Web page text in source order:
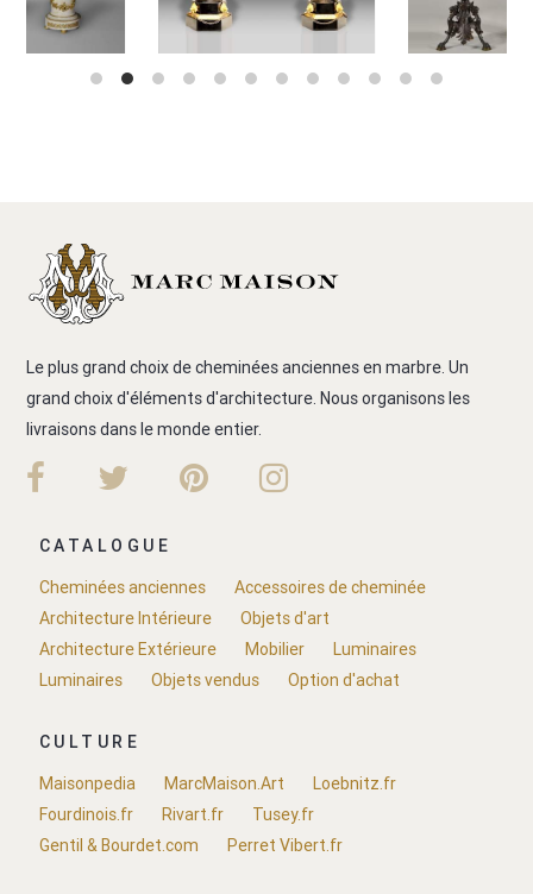
Le plus grand choix de cheminées anciennes en marbre. Un
grand choix d'éléments d'architecture. Nous organisons les
livraisons dans le monde entier.
CATALOGUE
Cheminées anciennes
Accessoires de cheminée
Architecture Intérieure
Objets d'art
Architecture Extérieure
Mobilier
Luminaires
Luminaires
Objets vendus Option d'achat
CULTURE
Maisonpedia
MarcMaison.Art
Loebnitz.fr
Fourdinois.fr
Rivart.fr
Tusey.fr
Gentil & Bourdet.com
Perret Vibert.fr